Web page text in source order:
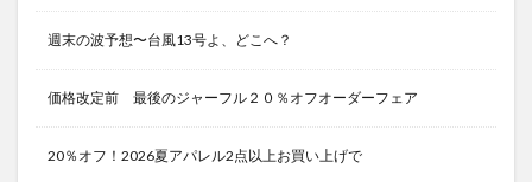
週末の波予想〜台風13号よ、どこへ？
価格改定前 最後のジャーフル２０％オフオーダーフェア
20％オフ！2026夏アパレル2点以上お買い上げで